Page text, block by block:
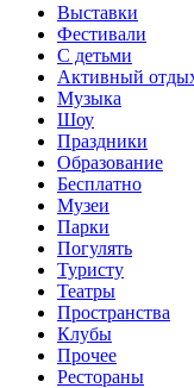
Выставки
Фестивали
С детьми
Активный
Музыка
Шоу
Праздники
Образование
Бесплатно
Музеи
Парки
Погулять
Туристу
Театры
Пространства
Клубы
Прочее
Рестораны